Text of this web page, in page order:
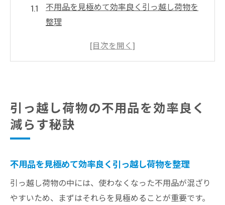
不用品を見極めて効率良く引っ越し荷物を
整理
引越し前の不用品分別で作業時間を大幅短
引っ越し荷物の減量は不用品の仕分けがカ
ギ
不用品の整理で引越し準備を効率化する方
引越しと不用品処分のベストタイミングを
知る
不用品処分で引っ越しが楽になる理由とは
引っ越し荷物の不用品を効率良く
減らす秘訣
不用品を見極めて効率良く引っ越し荷物を整理
引っ越し荷物の中には、使わなくなった不用品が混ざり
やすいため、まずはそれらを見極めることが重要です。